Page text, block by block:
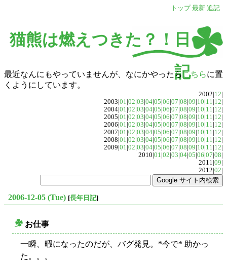
トップ 最新 追記
猫熊は燃えつきた？！日
記
最近なんにもやっていませんが、なにかやったら こちらに置
くようにしています。
2002|12|
2003|01|02|03|04|05|06|07|08|09|10|11|12|
2004|01|02|03|04|05|06|07|08|09|10|11|12|
2005|01|02|03|04|05|06|07|08|09|10|11|12|
2006|01|02|03|04|05|06|07|08|09|10|11|12|
2007|01|02|03|04|05|06|07|08|09|10|11|12|
2008|01|02|03|04|05|06|07|08|09|10|11|12|
2009|01|02|03|04|05|06|07|08|09|10|11|12|
2010|01|02|03|04|05|06|07|08|
2011|09|
2012|02|
2006-12-05 (Tue) [長年日記]
お仕事
一瞬、暇になったのだが、バグ発見。*今で* 助かっ
た。。。